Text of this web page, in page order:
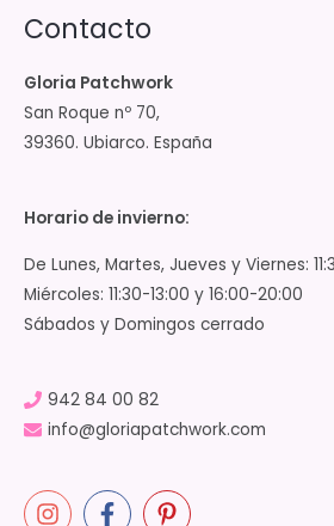
Contacto
Gloria Patchwork
San Roque nº 70,
39360. Ubiarco. España
Horario de invierno:
De Lunes, Martes, Jueves y Viernes:
Miércoles: 11:30-13:00 y 16:00-20:00
Sábados y Domingos cerrado
942 84 00 82
info@gloriapatchwork.com